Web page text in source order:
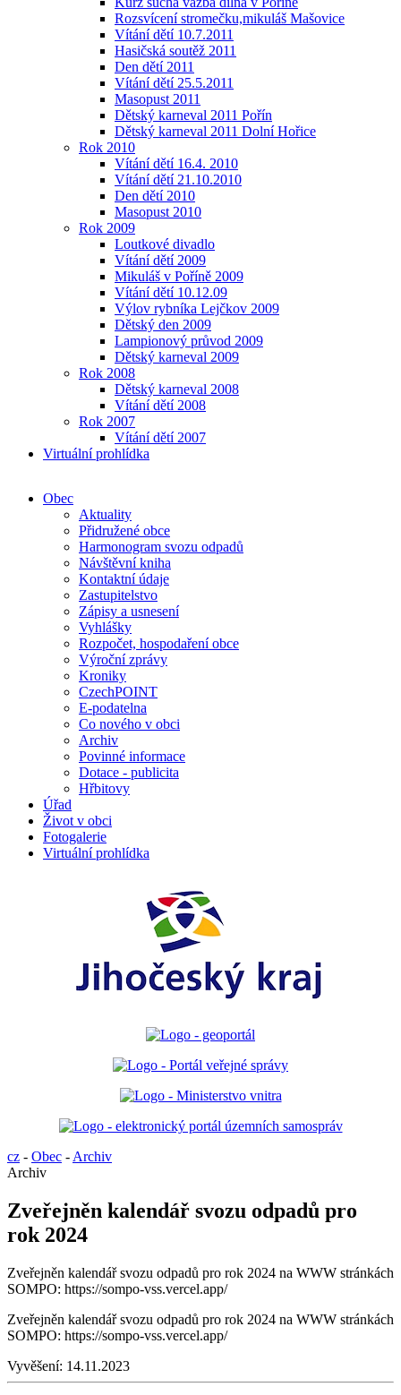
Rozsvícení stromečku,mikuláš Mašovice
Vítání dětí 10.7.2011
Hasičská soutěž 2011
Den dětí 2011
Vítání dětí 25.5.2011
Masopust 2011
Dětský karneval 2011 Pořín
Dětský karneval 2011 Dolní Hořice
Rok 2010
Vítání dětí 16.4. 2010
Vítání dětí 21.10.2010
Den dětí 2010
Masopust 2010
Rok 2009
Loutkové divadlo
Vítání dětí 2009
Mikuláš v Poříně 2009
Vítání dětí 10.12.09
Výlov rybníka Lejčkov 2009
Dětský den 2009
Lampionový průvod 2009
Dětský karneval 2009
Rok 2008
Dětský karneval 2008
Vítání dětí 2008
Rok 2007
Vítání dětí 2007
Virtuální prohlídka
Obec
Aktuality
Přidružené obce
Harmonogram svozu odpadů
Návštěvní kniha
Kontaktní údaje
Zastupitelstvo
Zápisy a usnesení
Vyhlášky
Rozpočet, hospodaření obce
Výroční zprávy
Kroniky
CzechPOINT
E-podatelna
Co nového v obci
Archiv
Povinné informace
Dotace - publicita
Hřbitovy
Úřad
Život v obci
Fotogalerie
Virtuální prohlídka
cz - Obec - Archiv
Archiv
Zveřejněn kalendář svozu odpadů pro
rok 2024
Zveřejněn kalendář svozu odpadů pro rok 2024 na WWW stránkách
SOMPO: https://sompo-vss.vercel.app/
Zveřejněn kalendář svozu odpadů pro rok 2024 na WWW stránkách
SOMPO: https://sompo-vss.vercel.app/
Vyvěšení: 14.11.2023